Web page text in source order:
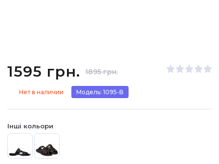
1595 грн. 1895 грн.
Нет в наличии Модель: 1095-В
Інші кольори